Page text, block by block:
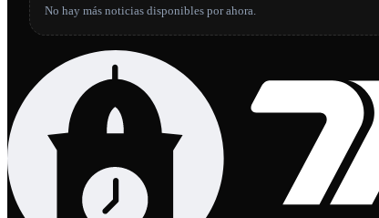
No hay más noticias disponibles por ahora.